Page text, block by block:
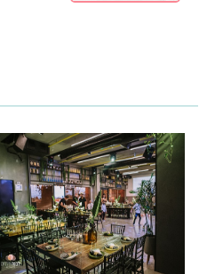
חופית
חופית - בית
אירועים אורבני,
בפרונט, ואווירה
כולל גלריה